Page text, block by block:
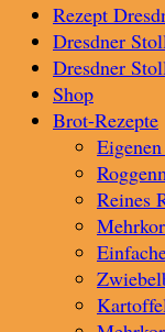
Rezept
Dresdner
Dresdner
Shop
Brot-Rezepte
Reines